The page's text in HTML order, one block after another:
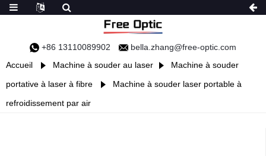
+86 13110089902
bella.zhang@free-optic.com
Accueil
Machine à souder au laser
Machine à souder
portative à laser à fibre
Machine à souder laser portable à
refroidissement par air